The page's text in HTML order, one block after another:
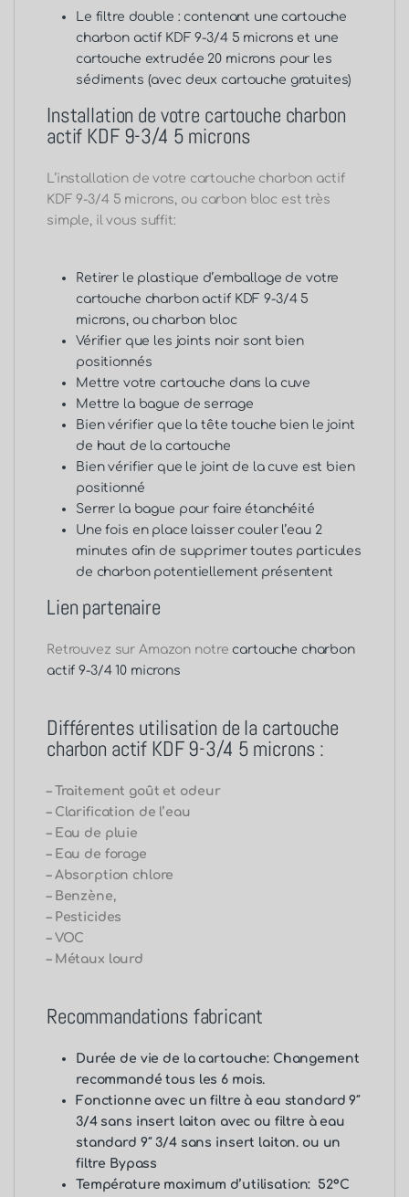
Le filtre double : contenant une cartouche
charbon actif KDF 9-3/4 5 microns et une
cartouche extrudée 20 microns pour les
sédiments (avec deux cartouche gratuites)
Installation de votre cartouche charbon
actif KDF 9-3/4 5 microns
L’installation de votre cartouche charbon actif
KDF 9-3/4 5 microns, ou carbon bloc est très
simple, il vous suffit:
Retirer le plastique d’emballage de votre
cartouche charbon actif KDF 9-3/4 5
microns, ou charbon bloc
Vérifier que les joints noir sont bien
positionnés
Mettre votre cartouche dans la cuve
Mettre la bague de serrage
Bien vérifier que la tête touche bien le joint
de haut de la cartouche
Bien vérifier que le joint de la cuve est bien
positionné
Serrer la bague pour faire étanchéité
Une fois en place laisser couler l’eau 2
minutes afin de supprimer toutes particules
de charbon potentiellement présentent
Lien partenaire
Retrouvez sur Amazon notre cartouche charbon
actif 9-3/4 10 microns
Différentes utilisation de la cartouche
charbon actif KDF 9-3/4 5 microns :
– Traitement goût et odeur
– Clarification de l’eau
– Eau de pluie
– Eau de forage
– Absorption chlore
– Benzène,
– Pesticides
– VOC
– Métaux lourd
Recommandations fabricant
Durée de vie de la cartouche: Changement
recommandé tous les 6 mois.
Fonctionne avec unfiltre à eau standard 9″
3/4 sans insert laiton avec ou filtre à eau
standard 9″ 3/4 sans insert laiton. ou un
filtre Bypass
Température maximum d’utilisation: 52°C